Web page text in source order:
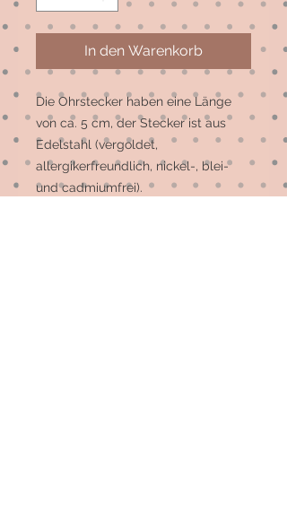
In den Warenkorb
Die Ohrstecker haben eine Länge
von ca. 5 cm, der Stecker ist aus
Edelstahl (vergoldet,
allergikerfreundlich, nickel-, blei-
und cadmiumfrei).